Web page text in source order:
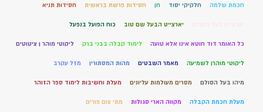
חכמת שלמה חלקיקי יסוד חן חסידות פרשת בראשית חסידות תניא
יארצייט הבעל שם טוב כוח הפועל בנפעל
כל האומר דוד חוטא אינו אלא טועה לימוד קבלה בבני ברק ליקוטי מוהר ן ציטוטים
ליקוטי מוהרן לשמיעה מאמר השבטים מהות המסתורין מזל עקרב
מיהו בעל הסולם מסרים מעולמות עליונים מעלת וחשיבות לימוד ספר הזוהר
מעלת חכמת הקבלה מקווה הארי סגולות מתי צום פורים